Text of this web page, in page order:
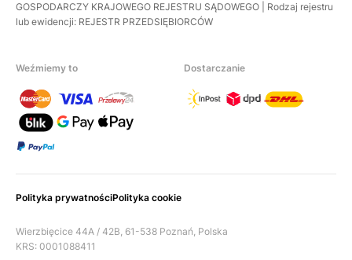
GOSPODARCZY KRAJOWEGO REJESTRU SĄDOWEGO | Rodzaj rejestru
lub ewidencji: REJESTR PRZEDSIĘBIORCÓW
Weźmiemy to Dostarczanie
Polityka prywatnościPolityka cookie
Wierzbięcice 44A / 42B, 61-538 Poznań, Polska
KRS: 0001088411